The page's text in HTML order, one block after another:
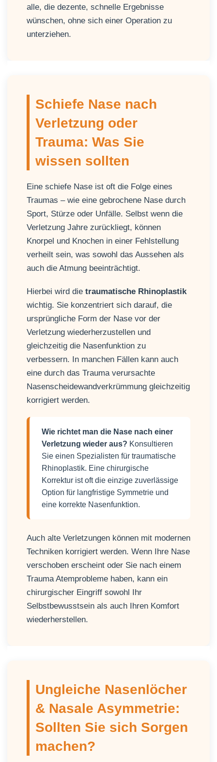
alle, die dezente, schnelle Ergebnisse
wünschen, ohne sich einer Operation zu
unterziehen.
Schiefe Nase nach
Verletzung oder
Trauma: Was Sie
wissen sollten
Eine schiefe Nase ist oft die Folge eines
Traumas – wie eine gebrochene Nase durch
Sport, Stürze oder Unfälle. Selbst wenn die
Verletzung Jahre zurückliegt, können
Knorpel und Knochen in einer Fehlstellung
verheilt sein, was sowohl das Aussehen als
auch die Atmung beeinträchtigt.
Hierbei wird die traumatische Rhinoplastik
wichtig. Sie konzentriert sich darauf, die
ursprüngliche Form der Nase vor der
Verletzung wiederherzustellen und
gleichzeitig die Nasenfunktion zu
verbessern. In manchen Fällen kann auch
eine durch das Trauma verursachte
Nasenscheidewandverkrümmung gleichzeitig
korrigiert werden.
Wie richtet man die Nase nach einer
Verletzung wieder aus? Konsultieren
Sie einen Spezialisten für traumatische
Rhinoplastik. Eine chirurgische
Korrektur ist oft die einzige zuverlässige
Option für langfristige Symmetrie und
eine korrekte Nasenfunktion.
Auch alte Verletzungen können mit modernen
Techniken korrigiert werden. Wenn Ihre Nase
verschoben erscheint oder Sie nach einem
Trauma Atemprobleme haben, kann ein
chirurgischer Eingriff sowohl Ihr
Selbstbewusstsein als auch Ihren Komfort
wiederherstellen.
Ungleiche Nasenlöcher
& Nasale Asymmetrie:
Sollten Sie sich Sorgen
machen?